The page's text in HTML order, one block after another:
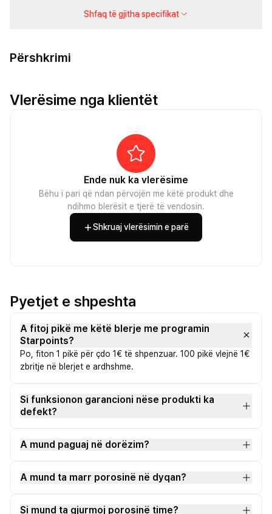
Shfaq të gjitha specifikat
Përshkrimi
Vlerësime nga klientët
Ende nuk ka vlerësime
Bëhu i pari që ndan përvojën me këtë produkt dhe
ndihmo blerësit e tjerë të vendosin.
Shkruaj vlerësimin e parë
Pyetjet e shpeshta
A fitoj pikë me këtë blerje me programin
Starpoints?
Po, fiton 1 pikë për çdo 1€ të shpenzuar. 100 pikë vlejnë 1€
zbritje në blerjet e ardhshme.
Si funksionon garancioni nëse produkti ka
defekt?
A mund paguaj në dorëzim?
A mund ta marr porosinë në dyqan?
Si mund ta gjurmoj porosinë time?